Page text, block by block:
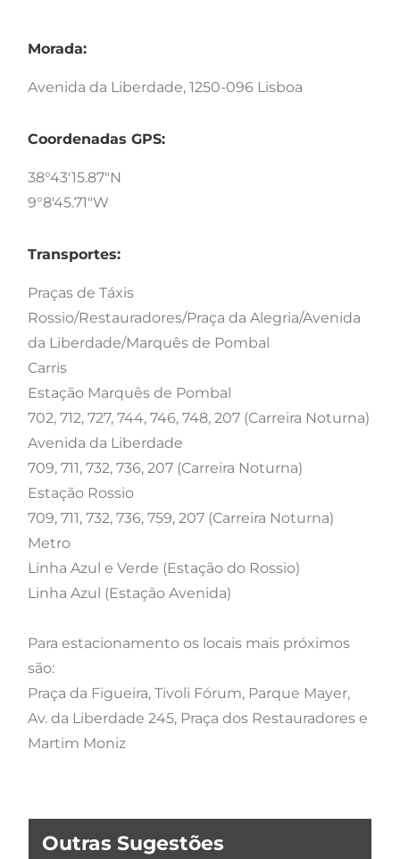
Morada:
Avenida da Liberdade, 1250-096 Lisboa
Coordenadas GPS:
38°43'15.87"N
9°8'45.71"W
Transportes:
Praças de Táxis
Rossio/Restauradores/Praça da Alegria/Avenida
da Liberdade/Marquês de Pombal
Carris
Estação Marquês de Pombal
702, 712, 727, 744, 746, 748, 207 (Carreira Noturna)
Avenida da Liberdade
709, 711, 732, 736, 207 (Carreira Noturna)
Estação Rossio
709, 711, 732, 736, 759, 207 (Carreira Noturna)
Metro
Linha Azul e Verde (Estação do Rossio)
Linha Azul (Estação Avenida)
Para estacionamento os locais mais próximos
são:
Praça da Figueira, Tivoli Fórum, Parque Mayer,
Av. da Liberdade 245, Praça dos Restauradores e
Martim Moniz
Outras Sugestões